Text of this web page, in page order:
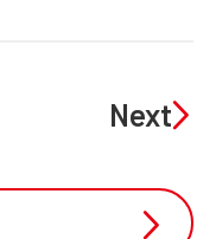
Next